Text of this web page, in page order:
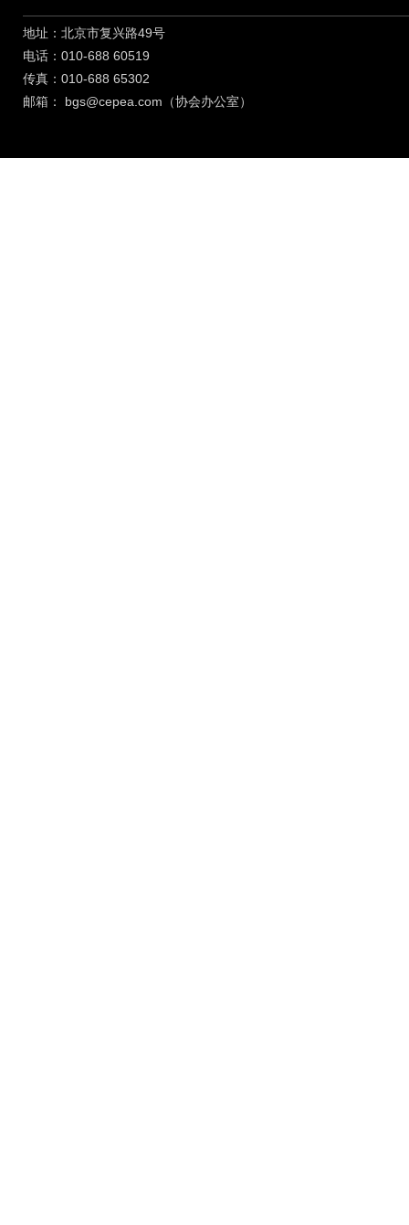
地址：北京市复兴路49号
电话：010-688 60519
传真：010-688 65302
邮箱：
bgs@cepea.com（协会办公室）